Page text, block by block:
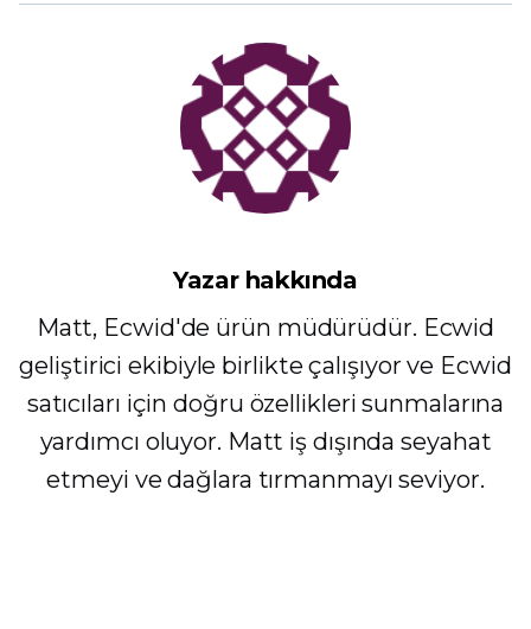
Yazar hakkında
Matt, Ecwid'de ürün müdürüdür. Ecwid
geliştirici ekibiyle birlikte çalışıyor ve Ecwid
satıcıları için doğru özellikleri sunmalarına
yardımcı oluyor. Matt iş dışında seyahat
etmeyi ve dağlara tırmanmayı seviyor.